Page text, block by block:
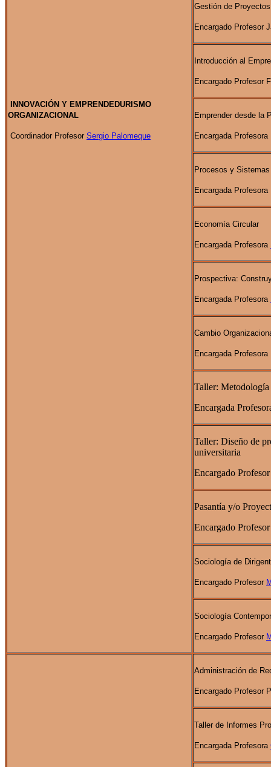
INNOVACIÓN Y EMPRENDEDURISMO
ORGANIZACIONAL
Coordinador Profesor Sergio Palomeque
Gestión de Proyectos
Encargado Profesor
Introducción al
Encargado Profesor
Emprender desde la
Encargada
Procesos y
Encargada
Economía Circular
Encargada Profesora
Prospectiva:
Encargada Profesora
Cambio
Encargada Profesora
Taller:
Encargada
Taller: Diseño de
universitaria
Encargado
Pasantía y/o
Encargado
Sociología de
Encargado Profesor
Sociología
Encargado Profesor
Administración de
Encargado Profesor
Taller de Informes
Encargada Profesora